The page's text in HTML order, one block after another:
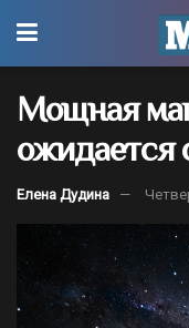
Мощная
ожидается
Елена Дудина